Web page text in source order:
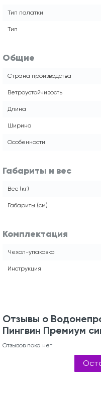
Тип палатки
Тип
Общие
Страна производства
Ветроустойчивость
Длина
Ширина
Особенности
Габариты и вес
Вес (кг)
Габариты (см)
Комплектация
Чехол-упаковка
Инструкция
Отзывы о
Пингвин Премиум
Отзывов пока нет